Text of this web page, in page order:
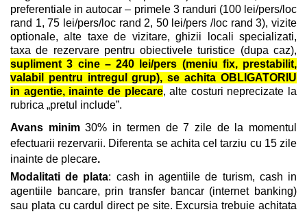
preferentiale in autocar – primele 3 randuri (100 lei/pers/loc
rand 1, 75 lei/pers/loc rand 2, 50 lei/pers /loc rand 3), vizite
optionale, alte taxe de vizitare, ghizii locali specializati,
taxa de rezervare pentru obiectivele turistice (dupa caz),
supliment 3 cine – 240 lei/pers (meniu fix, prestabilit,
valabil pentru intregul grup), se achita OBLIGATORIU
in agentie, inainte de plecare, alte costuri neprecizate la
rubrica „pretul include”.
Avans minim30% in termen de 7 zile de la momentul
efectuarii rezervarii. Diferenta se achita cel tarziu cu 15 zile
inainte de plecare.
Modalitati de plata: cash in agentiile de turism, cash in
agentiile bancare, prin transfer bancar (internet banking)
sau plata cu cardul direct pe site. Excursia trebuie achitata